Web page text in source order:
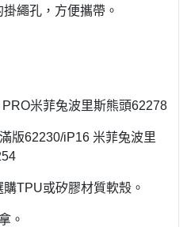
繩孔，方便攜帶。
米菲兔波里斯熊頭62278
版62230/iP16 米菲兔波里
TPU或矽膠材質軟殼。
。